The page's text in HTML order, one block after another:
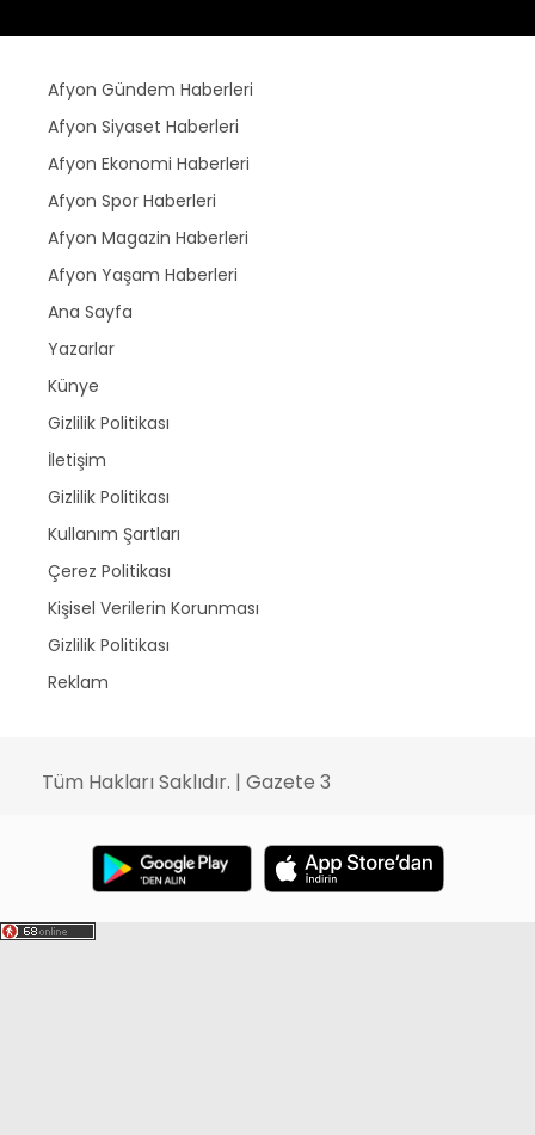
Afyon Gündem Haberleri
Afyon Siyaset Haberleri
Afyon Ekonomi Haberleri
Afyon Spor Haberleri
Afyon Magazin Haberleri
Afyon Yaşam Haberleri
Ana Sayfa
Yazarlar
Künye
Gizlilik Politikası
İletişim
Gizlilik Politikası
Kullanım Şartları
Çerez Politikası
Kişisel Verilerin Korunması
Gizlilik Politikası
Reklam
Tüm Hakları Saklıdır. | Gazete 3